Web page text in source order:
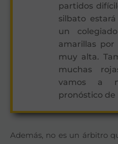
partidos
silbato estará
un
amarillas
muy alta.
muchas
vamos a
pronóstico de
Además, no es un árbitro